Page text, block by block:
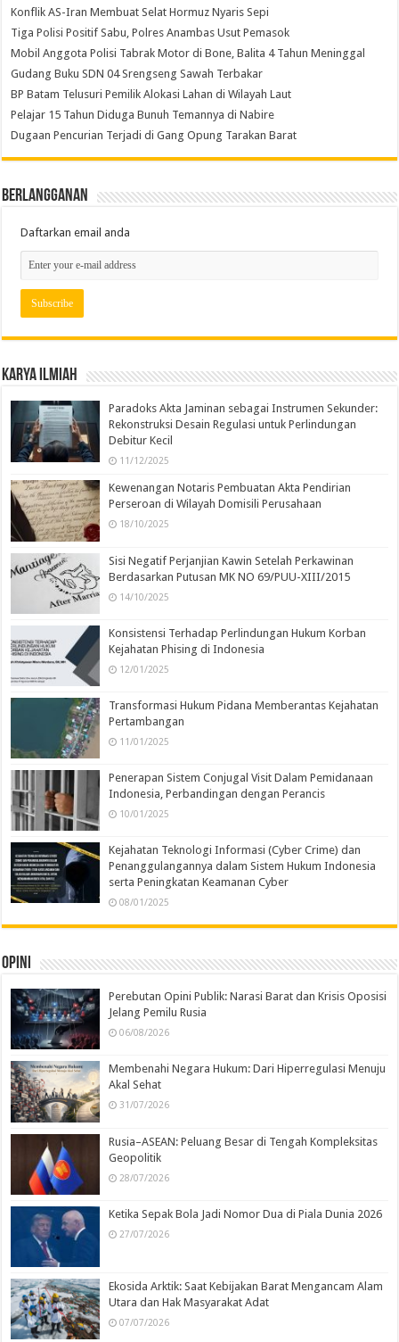
Konflik AS-Iran Membuat Selat Hormuz Nyaris Sepi
Tiga Polisi Positif Sabu, Polres Anambas Usut Pemasok
Mobil Anggota Polisi Tabrak Motor di Bone, Balita 4 Tahun Meninggal
Gudang Buku SDN 04 Srengseng Sawah Terbakar
BP Batam Telusuri Pemilik Alokasi Lahan di Wilayah Laut
Pelajar 15 Tahun Diduga Bunuh Temannya di Nabire
Dugaan Pencurian Terjadi di Gang Opung Tarakan Barat
Berlangganan
Daftarkan email anda
Karya Ilmiah
Paradoks Akta Jaminan sebagai Instrumen Sekunder:
Rekonstruksi Desain Regulasi untuk Perlindungan
Debitur Kecil
11/12/2025
Kewenangan Notaris Pembuatan Akta Pendirian
Perseroan di Wilayah Domisili Perusahaan
18/10/2025
Sisi Negatif Perjanjian Kawin Setelah Perkawinan
Berdasarkan Putusan MK NO 69/PUU-XIII/2015
14/10/2025
Konsistensi Terhadap Perlindungan Hukum Korban
Kejahatan Phising di Indonesia
12/01/2025
Transformasi Hukum Pidana Memberantas Kejahatan
Pertambangan
11/01/2025
Penerapan Sistem Conjugal Visit Dalam Pemidanaan
Indonesia, Perbandingan dengan Perancis
10/01/2025
Kejahatan Teknologi Informasi (Cyber Crime) dan
Penanggulangannya dalam Sistem Hukum Indonesia
serta Peningkatan Keamanan Cyber
08/01/2025
Opini
Perebutan Opini Publik: Narasi Barat dan Krisis Oposisi
Jelang Pemilu Rusia
06/08/2026
Membenahi Negara Hukum: Dari Hiperregulasi Menuju
Akal Sehat
31/07/2026
Rusia–ASEAN: Peluang Besar di Tengah Kompleksitas
Geopolitik
28/07/2026
Ketika Sepak Bola Jadi Nomor Dua di Piala Dunia 2026
27/07/2026
Ekosida Arktik: Saat Kebijakan Barat Mengancam Alam
Utara dan Hak Masyarakat Adat
07/07/2026